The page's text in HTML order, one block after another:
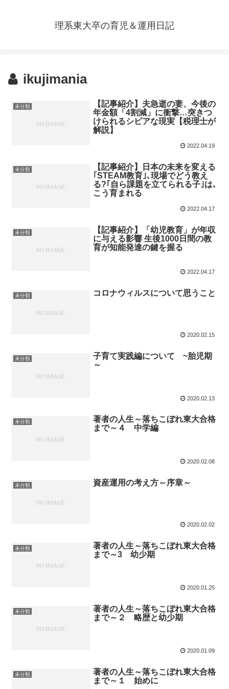
理系東大卒の育児＆運用日記
ikujimania
未分類
【記事紹介】夫急逝の妻、今後の
年金額「4割減」に衝撃…突きつ
けられるシビアな現実【税理士が
解説】
2022.04.19
未分類
【記事紹介】日本の未来を変える
｢STEAM教育｣､現場でどう教え
る?｢自ら課題を立てられる子｣は､
こう育まれる
2022.04.17
未分類
【記事紹介】「幼児教育」が年収
に与える影響 生後1000日間の教
育が知能発達の鍵を握る
2022.04.17
未分類 コロナウィルスについて思うこと
2020.02.15
未分類
子育て実践編について ~胎児期
～
2020.02.13
未分類
著者の人生～落ちこぼれ東大合格
まで～４ 中学編
2020.02.08
未分類 資産運用の考え方～序章～
2020.02.02
未分類
著者の人生～落ちこぼれ東大合格
まで～3 幼少期
2020.01.25
未分類
著者の人生～落ちこぼれ東大合格
まで～２ 略歴と幼少期
2020.01.09
未分類
著者の人生～落ちこぼれ東大合格
まで～１ 始めに